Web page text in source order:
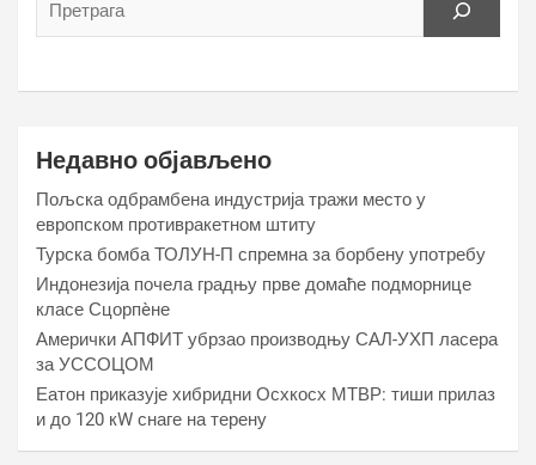
Недавно објављено
Пољска одбрамбена индустрија тражи место у
европском противракетном штиту
Турска бомба ТОЛУН-П спремна за борбену употребу
Индонезија почела градњу прве домаће подморнице
класе Сцорпèне
Амерички АПФИТ убрзао производњу САЛ-УХП ласера
за УССОЦОМ
Еатон приказује хибридни Осхкосх МТВР: тиши прилаз
и до 120 кW снаге на терену